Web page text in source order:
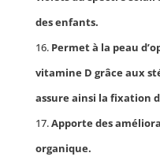
des enfants.
Permet à la peau
vitamine D grâce aux
assure ainsi la fixation
Apporte des
organique.